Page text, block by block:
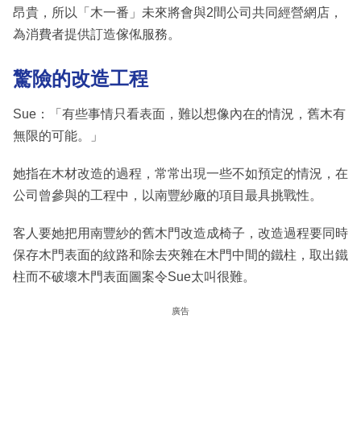
昂貴，所以「木一番」未來將會與2間公司共同經營網店，
為消費者提供訂造傢俬服務。
驚險的改造工程
Sue：「有些事情只看表面，難以想像內在的情況，舊木有
無限的可能。」
她指在木材改造的過程，常常出現一些不如預定的情況，在
公司曾參與的工程中，以南豐紗廠的項目最具挑戰性。
客人要她把用南豐紗的舊木門改造成椅子，改造過程要同時
保存木門表面的紋路和除去夾雜在木門中間的鐵柱，取出鐵
柱而不破壞木門表面圖案令Sue太叫很難。
廣告